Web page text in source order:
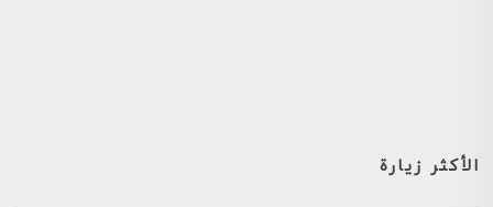
الأكثر زيارة